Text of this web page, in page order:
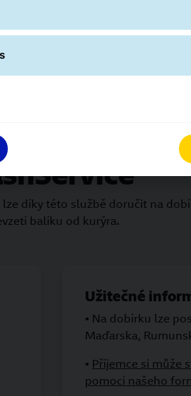
díky této službě doručit na
balíku od kurýra.
Užitečné
• Na dobírku lze
Maďarska,
• Příjemce si může
pomocí našeho